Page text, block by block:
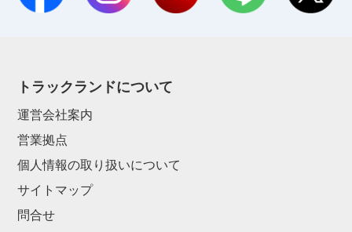
トラックランドについて
運営会社案内
営業拠点
個人情報の取り扱いについて
サイトマップ
問合せ